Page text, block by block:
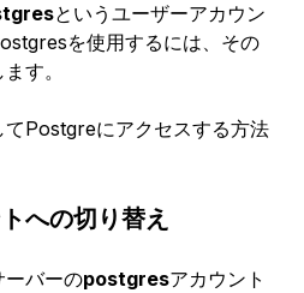
というユーザーアカウン
を使用するには、その
す。
てPostgreにアクセスする方法
への切り替え
ーバーのpostgresアカウント